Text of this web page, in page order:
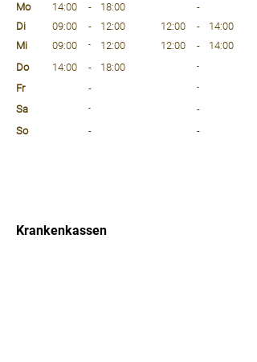
Mo
14:00 - 18:00
-
Di
09:00 - 12:00 12:00 -
14:00
Mi
09:00 - 12:00 12:00 -
14:00
Do
14:00 - 18:00 -
Fr - -
Sa -
-
So
-
-
Krankenkassen